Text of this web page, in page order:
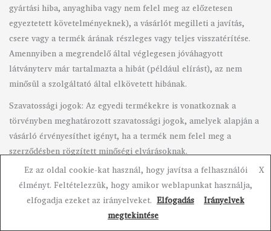
gyártási hiba, anyaghiba vagy nem felel meg az előzetesen
egyeztetett követelményeknek), a vásárlót megilleti a javítás,
csere vagy a termék árának részleges vagy teljes visszatérítése.
Amennyiben a megrendelő által véglegesen jóváhagyott
látványterv már tartalmazta a hibát (például elírást), az nem
minősül a szolgáltató által elkövetett hibának.
Szavatossági jogok: Az egyedi termékekre is vonatkoznak a
törvényben meghatározott szavatossági jogok, amelyek alapján a
vásárló érvényesíthet igényt, ha a termék nem felel meg a
szerződésben rögzített minőségi elvárásoknak.
Szavatossági idő: A vásárlót a vásárlás napjától számítva 2 év
szavatossági jog illeti meg a termék hibáival szemben. Az első 6
hónapban a hiba vélelmezett, vagyis az eladónak kell
bizonyítania, hogy a hiba a vásárlás után keletkezett. A 6 hónap
Ez az oldal cookie-kat használ, hogy javítsa a felhasználói
élményt. Feltételezzük, hogy amikor weblapunkat használja,
elfogadja ezeket az irányelveket.
X
Elfogadás
Irányelvek
megtekintése